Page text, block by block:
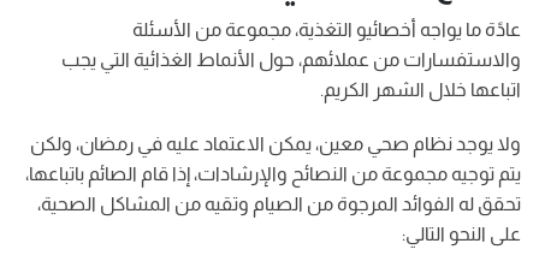
عادًة ما يواجه أخصائيو التغذية، مجموعة من الأسئلة
والاستفسارات من عملائهم، حول الأنماط الغذائية التي يجب
اتباعها خلال الشهر الكريم.
ولا يوجد نظام صحي معين، يمكن الاعتماد عليه في رمضان، ولكن
يتم توجيه مجموعة من النصائح والإرشادات، إذا قام الصائم باتباعها،
تحقق له الفوائد المرجوة من الصيام وتقيه من المشاكل الصحية،
على النحو التالي: